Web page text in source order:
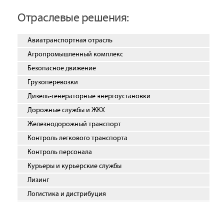
Отраслевые решения:
Авиатранспортная отрасль
Агропромышленный комплекс
Безопасное движение
Грузоперевозки
Дизель-генераторные энергоустановки
Дорожные службы и ЖКХ
Железнодорожный транспорт
Контроль легкового транспорта
Контроль персонала
Курьеры и курьерские службы
Лизинг
Логистика и дистрибуция